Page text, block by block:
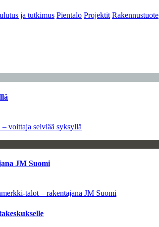
ja tutkimus Pientalo Projektit Rakennustuote
voittaja selviää syksyllä
JM Suomi
talot – rakentajana JM Suomi